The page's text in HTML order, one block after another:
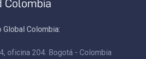
Global Colombia:
oficina 204. Bogotá - Colombia